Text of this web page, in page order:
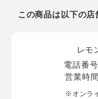
この商品は以下の
レモ
電話番号
営業時間
※オンラ